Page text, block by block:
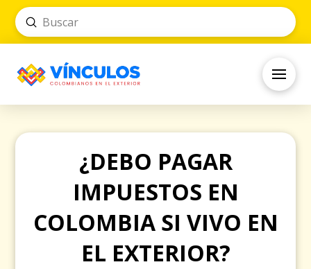
Search
Submit
¿DEBO PAGAR
IMPUESTOS EN
COLOMBIA SI VIVO EN
EL EXTERIOR?